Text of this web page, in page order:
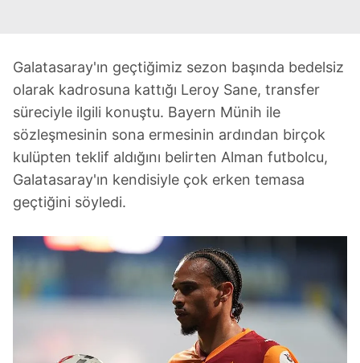
Galatasaray'ın geçtiğimiz sezon başında bedelsiz
olarak kadrosuna kattığı Leroy Sane, transfer
süreciyle ilgili konuştu. Bayern Münih ile
sözleşmesinin sona ermesinin ardından birçok
kulüpten teklif aldığını belirten Alman futbolcu,
Galatasaray'ın kendisiyle çok erken temasa
geçtiğini söyledi.